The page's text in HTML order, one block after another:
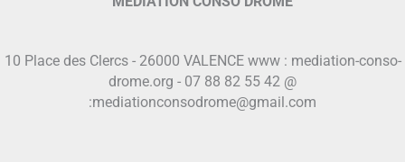
10 Place des Clercs - 26000 VALENCE www : mediation-conso-
drome.org - 07 88 82 55 42 @
:mediationconsodrome@gmail.com